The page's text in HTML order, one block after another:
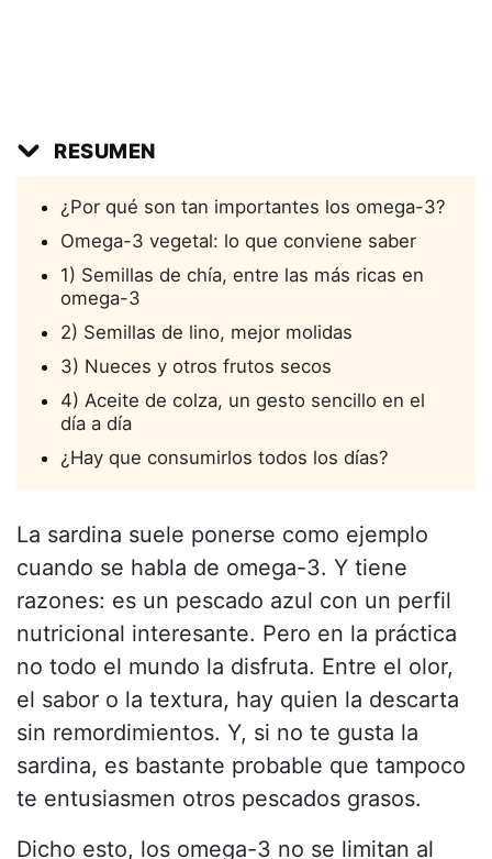
RESUMEN
¿Por qué son tan importantes los omega-3?
Omega-3 vegetal: lo que conviene saber
1) Semillas de chía, entre las más ricas en
omega-3
2) Semillas de lino, mejor molidas
3) Nueces y otros frutos secos
4) Aceite de colza, un gesto sencillo en el
día a día
¿Hay que consumirlos todos los días?
La sardina suele ponerse como ejemplo
cuando se habla de omega-3. Y tiene
razones: es un pescado azul con un perfil
nutricional interesante. Pero en la práctica
no todo el mundo la disfruta. Entre el olor,
el sabor o la textura, hay quien la descarta
sin remordimientos. Y, si no te gusta la
sardina, es bastante probable que tampoco
te entusiasmen otros pescados grasos.
Dicho esto, los omega-3 no se limitan al